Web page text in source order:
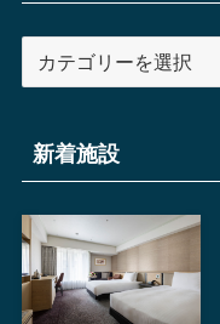
リ
別
検
新着施設